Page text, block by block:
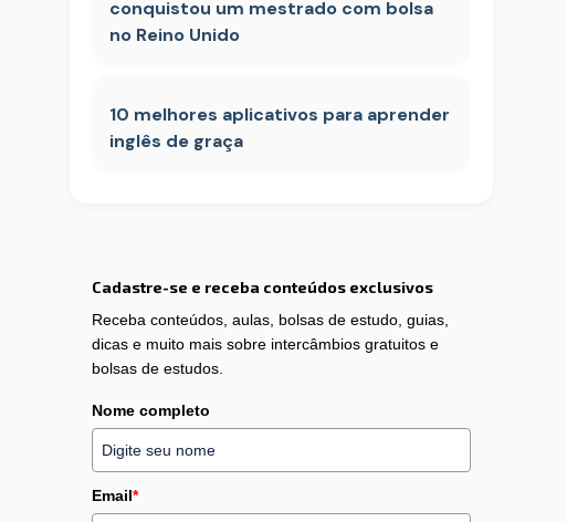
conquistou um mestrado com bolsa
no Reino Unido
10 melhores aplicativos para aprender
inglês de graça
Cadastre-se e receba conteúdos exclusivos
Receba conteúdos, aulas, bolsas de estudo, guias,
dicas e muito mais sobre intercâmbios gratuitos e
bolsas de estudos.
Nome completo
Email*